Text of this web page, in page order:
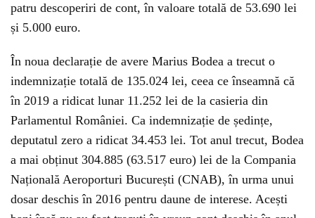
patru descoperiri de cont, în valoare totală de 53.690 lei
și 5.000 euro.
În noua declarație de avere Marius Bodea a trecut o
indemnizație totală de 135.024 lei, ceea ce înseamnă că
în 2019 a ridicat lunar 11.252 lei de la casieria din
Parlamentul României. Ca indemnizație de ședințe,
deputatul zero a ridicat 34.453 lei. Tot anul trecut, Bodea
a mai obținut 304.885 (63.517 euro) lei de la Compania
Națională Aeroporturi București (CNAB), în urma unui
dosar deschis în 2016 pentru daune de interese. Acești